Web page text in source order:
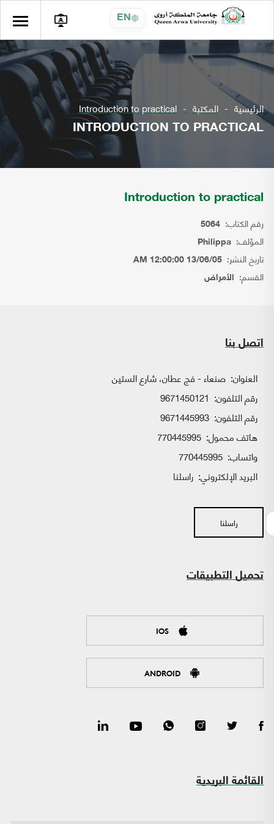
EN
الرئيسية المكتبة Introduction to practical
INTRODUCTION TO PRACTICAL
Introduction to practical
رقم الكتاب: 5064
المؤلف: Philippa
تاريخ النشر: 13/06/05 12:00:00 AM
القسم: الأمراض
اتصل بنا
العنوان: صنعاء - فج عطان، شارع الستين
رقم التلفون: 9671450121
رقم التلفون: 9671445993
هاتف محمول: 770445995
واتساب:
البريد الإلكتروني: راسلنا
راسلنا
تحميل التطبيقات
IOS
ANDROID
القائمة البريدية